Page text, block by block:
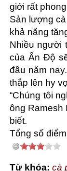
giới rất
Sản lượng
khả năng
Nhiều người
của Ấn Độ
đầu năm
thắp lên hy
“Chúng tôi
ông Ramesh
biết.
Tổng số
Từ khóa: cà